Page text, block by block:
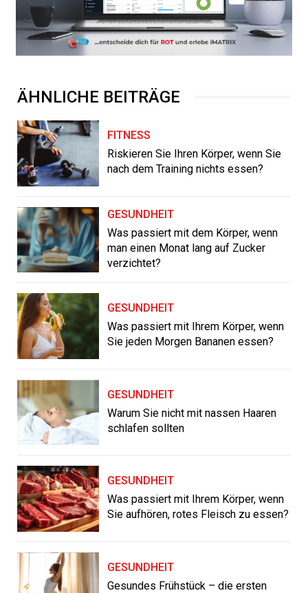
ÄHNLICHE BEITRÄGE
FITNESS
Riskieren Sie Ihren Körper, wenn Sie
nach dem Training nichts essen?
GESUNDHEIT
Was passiert mit dem Körper, wenn
man einen Monat lang auf Zucker
verzichtet?
GESUNDHEIT
Was passiert mit Ihrem Körper, wenn
Sie jeden Morgen Bananen essen?
GESUNDHEIT
Warum Sie nicht mit nassen Haaren
schlafen sollten
GESUNDHEIT
Was passiert mit Ihrem Körper, wenn
Sie aufhören, rotes Fleisch zu essen?
GESUNDHEIT
Gesundes Frühstück – die ersten